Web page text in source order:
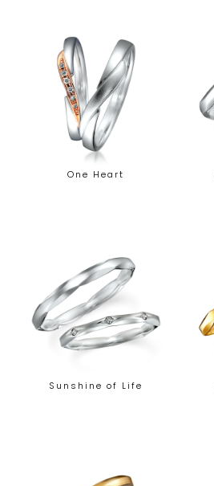
One Heart
Sunshine of Life